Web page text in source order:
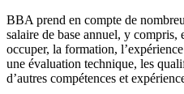
BBA prend en compte de
salaire de base annuel, y compris,
occuper, la formation,
une évaluation technique, les
d’autres compétences et